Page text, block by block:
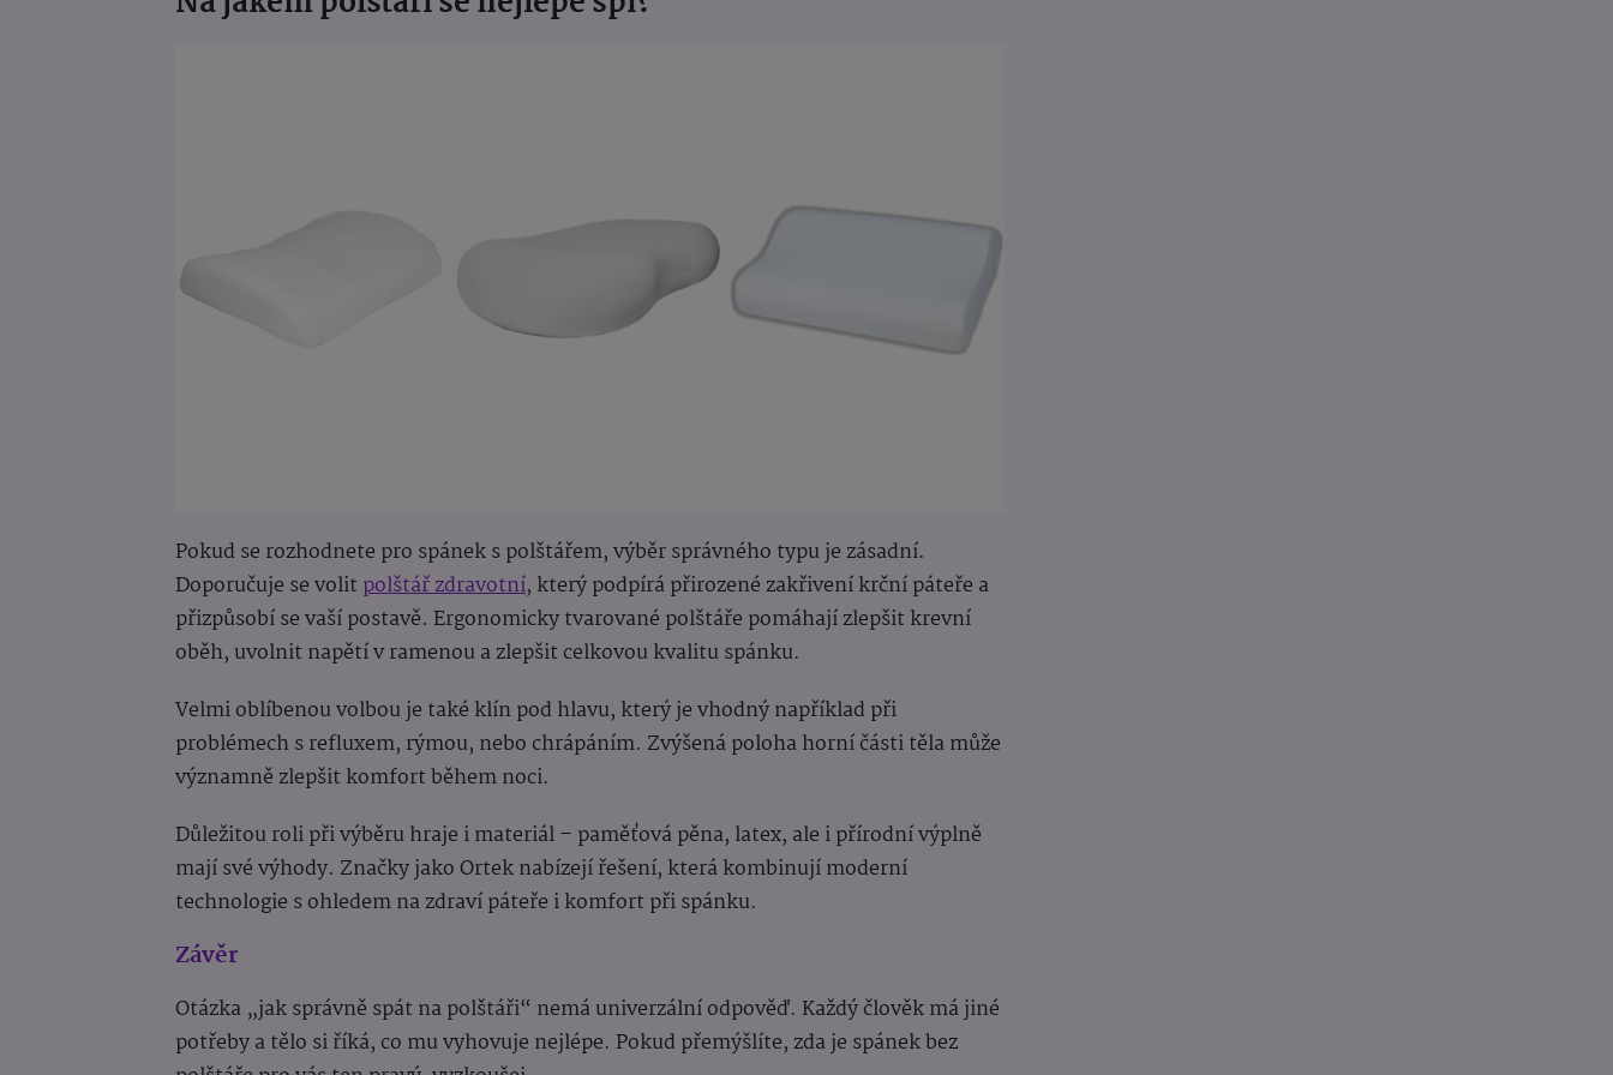
Pokud se rozhodnete pro spánek s polštářem, výběr správného typu je zásadní.
Doporučuje se volit polštář zdravotní, který podpírá přirozené zakřivení krční páteře a
přizpůsobí se vaší postavě. Ergonomicky tvarované polštáře pomáhají zlepšit krevní
oběh, uvolnit napětí v ramenou a zlepšit celkovou kvalitu spánku.
Velmi oblíbenou volbou je také klín pod hlavu, který je vhodný například při
problémech s refluxem, rýmou, nebo chrápáním. Zvýšená poloha horní části těla může
významně zlepšit komfort během noci.
Důležitou roli při výběru hraje i materiál – paměťová pěna, latex, ale i přírodní výplně
mají své výhody. Značky jako Ortek nabízejí řešení, která kombinují moderní
technologie s ohledem na zdraví páteře i komfort při spánku.
Závěr
Otázka „jak správně spát na polštáři“ nemá univerzální odpověď. Každý člověk má jiné
potřeby a tělo si říká, co mu vyhovuje nejlépe. Pokud přemýšlíte, zda je spánek bez